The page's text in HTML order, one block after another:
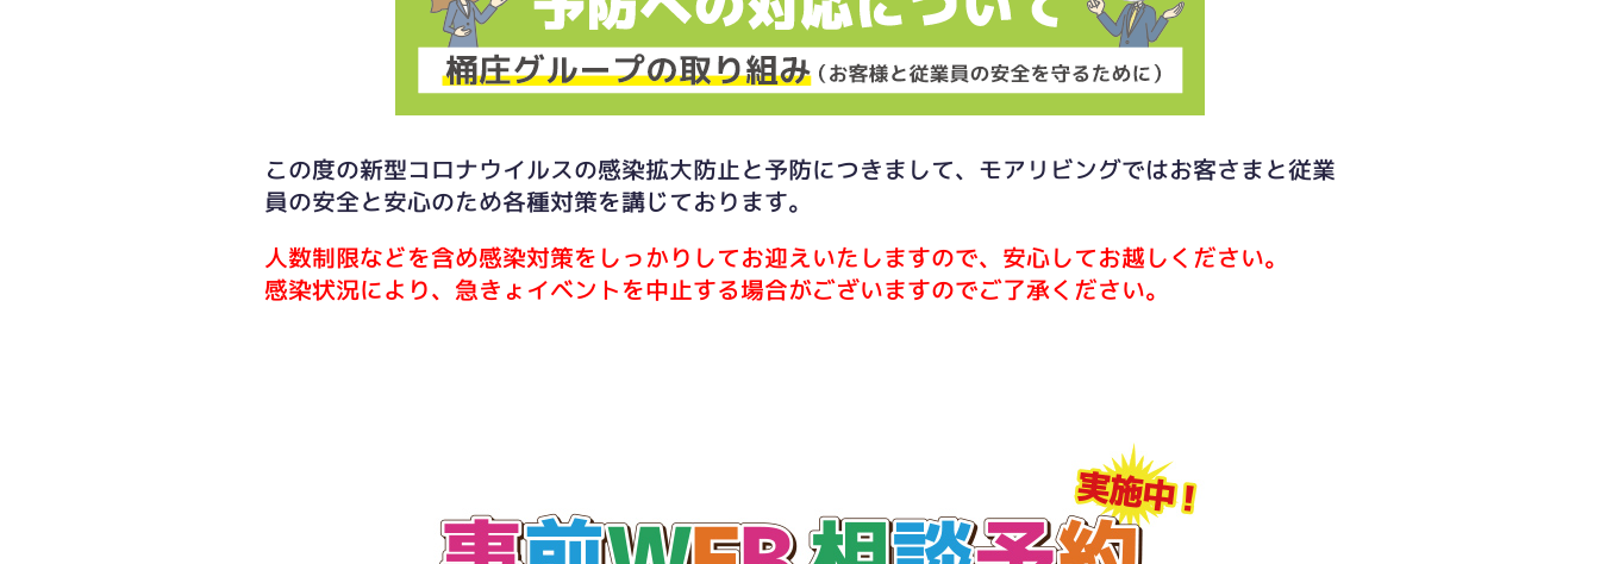
この度の新型コロナウイルスの感染拡大防止と予防につきまして、モアリビングではお客さまと従業
員の安全と安心のため各種対策を講じております。
人数制限などを含め感染対策をしっかりしてお迎えいたしますので、安心してお越しください。
感染状況により、急きょイベントを中止する場合がございますのでご了承ください。